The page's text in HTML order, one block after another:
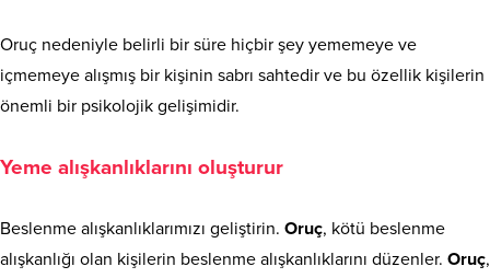
Oruç nedeniyle belirli bir süre hiçbir şey yememeye ve
içmemeye alışmış bir kişinin sabrı sahtedir ve bu özellik kişilerin
önemli bir psikolojik gelişimidir.
Yeme alışkanlıklarını oluşturur
Beslenme alışkanlıklarımızı geliştirin. Oruç, kötü beslenme
alışkanlığı olan kişilerin beslenme alışkanlıklarını düzenler. Oruç,